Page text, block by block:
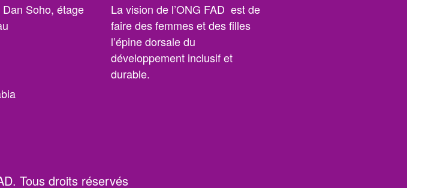
Soho, étage
La vision de l’ONG FAD est de
faire des femmes et des filles
l’épine dorsale du
développement inclusif et
durable.
Tous droits réservés